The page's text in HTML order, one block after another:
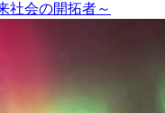
社会の開拓者～